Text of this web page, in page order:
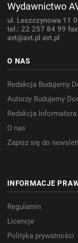
Wydawnictwo
ul. Leszczynowa 11
tel.: 22 257 84 99
avt@avt.pl avt.pl
O NAS
Redakcja Budujemy
Autorzy Budujemy
Redakcja
O nas
Zapisz się do
INFORMACJE
Regulamin
Licencje
Polityka prywatności